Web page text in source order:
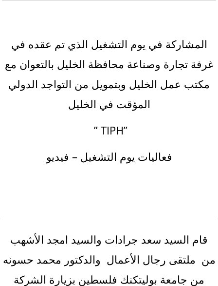
المشاركة في يوم التشغيل الذي تم عقده في
غرفة تجارة وصناعة محافظة الخليل بالتعوان مع
مكتب عمل الخليل وبتمويل من التواجد الدولي
المؤقت في الخليل
” TIPH”
فعاليات يوم التشغيل – فيديو
قام السيد سعد جرادات والسيد امجد الأشهب
من ملتقى رجال الأعمال والدكتور محمد حسونه
من جامعة بوليتكنك فلسطين بزيارة الشركة